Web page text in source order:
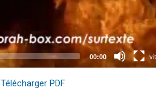
Télécharger PDF